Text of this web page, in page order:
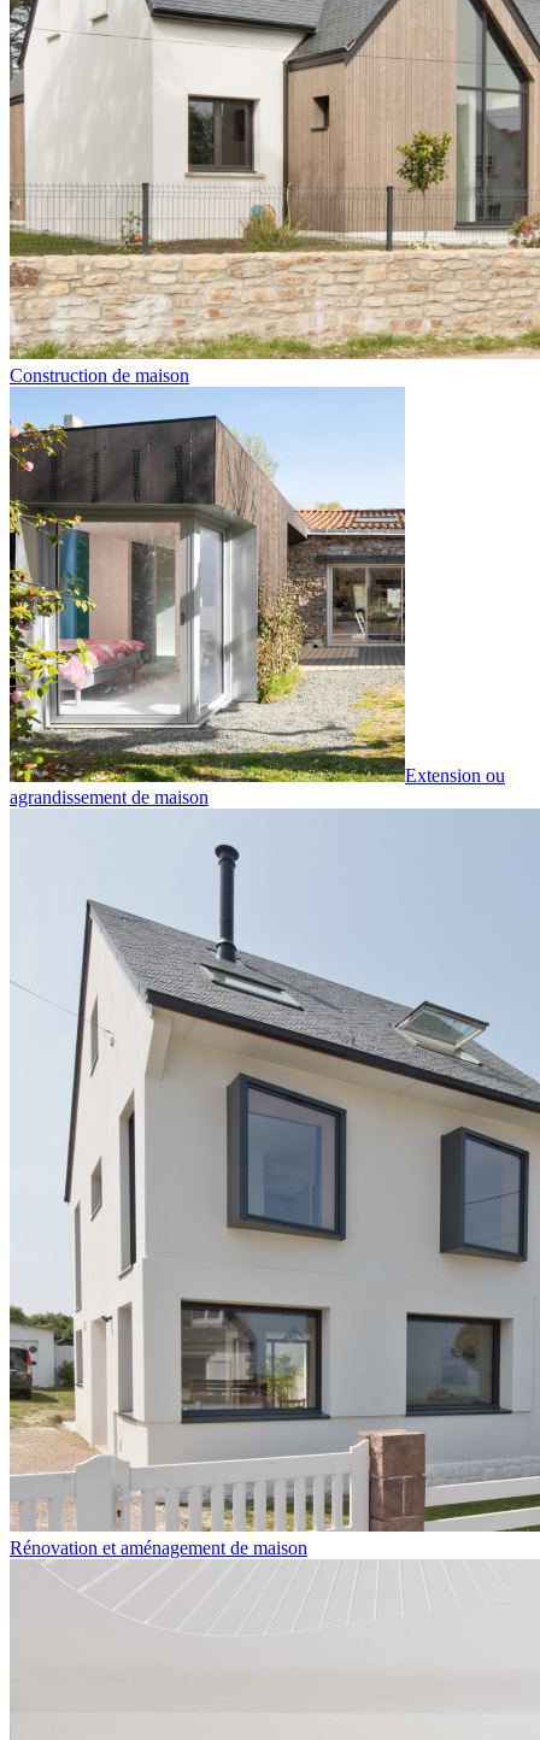
Construction de maison
Extension ou
agrandissement de maison
Rénovation et aménagement de maison